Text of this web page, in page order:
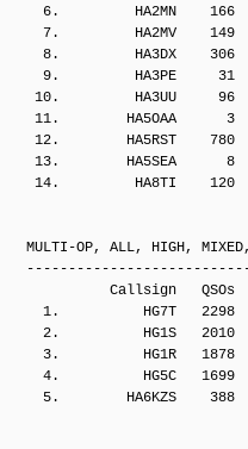
6.         HA2MN    166
7.         HA2MV    149
8.         HA3DX    306
9.         HA3PE     31
10.         HA3UU     96
11.        HA5OAA      3
12.        HA5RST    780
13.        HA5SEA      8
14.         HA8TI    120
MULTI-OP, ALL, HIGH, MIXED,
Callsign   QSOs  Points
1.          HG7T   2298
2.          HG1S   2010
3.          HG1R   1878
4.          HG5C   1699
5.        HA6KZS    388